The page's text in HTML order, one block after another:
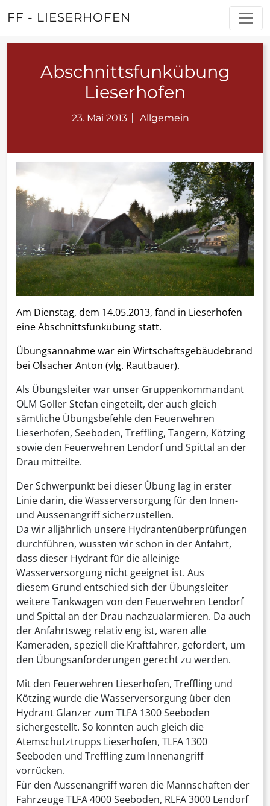
FF - LIESERHOFEN
Abschnittsfunkübung
Lieserhofen
23. Mai 2013 Allgemein
Am Dienstag, dem 14.05.2013, fand in Lieserhofen
eine Abschnittsfunkübung statt.
Übungsannahme war ein Wirtschaftsgebäudebrand
bei Olsacher Anton (vlg. Rautbauer).
Als Übungsleiter war unser Gruppenkommandant
OLM Goller Stefan eingeteilt, der auch gleich
sämtliche Übungsbefehle den Feuerwehren
Lieserhofen, Seeboden, Treffling, Tangern, Kötzing
sowie den Feuerwehren Lendorf und Spittal an der
Drau mitteilte.
Der Schwerpunkt bei dieser Übung lag in erster
Linie darin, die Wasserversorgung für den Innen-
und Aussenangriff sicherzustellen.
Da wir alljährlich unsere Hydrantenüberprüfungen
durchführen, wussten wir schon in der Anfahrt,
dass dieser Hydrant für die alleinige
Wasserversorgung nicht geeignet ist. Aus
diesem Grund entschied sich der Übungsleiter
weitere Tankwagen von den Feuerwehren Lendorf
und Spittal an der Drau nachzualarmieren. Da auch
der Anfahrtsweg relativ eng ist, waren alle
Kameraden, speziell die Kraftfahrer, gefordert, um
den Übungsanforderungen gerecht zu werden.
Mit den Feuerwehren Lieserhofen, Treffling und
Kötzing wurde die Wasserversorgung über den
Hydrant Glanzer zum TLFA 1300 Seeboden
sichergestellt. So konnten auch gleich die
Atemschutztrupps Lieserhofen, TLFA 1300
Seeboden und Treffling zum Innenangriff
vorrücken.
Für den Aussenangriff waren die Mannschaften der
Fahrzeuge TLFA 4000 Seeboden, RLFA 3000 Lendorf